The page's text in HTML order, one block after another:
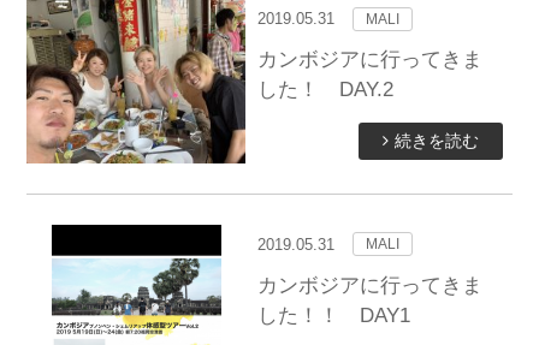
2019.05.31 MALI
カンボジアに行ってきま
した！ DAY.2
続きを読む
2019.05.31 MALI
カンボジアに行ってきま
した！！ DAY1